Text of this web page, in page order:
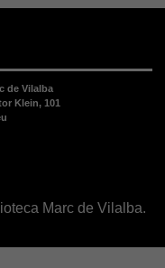
de Vilalba
Klein, 101
Marc de Vilalba.